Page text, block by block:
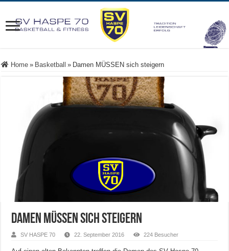
Home » Basketball » Damen MÜSSEN sich steigern
Damen MÜSSEN sich steigern
SV HASPE 70 22. September 2016 224 Besucher